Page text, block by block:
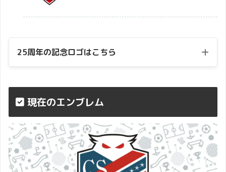
25周年の記念ロゴはこちら
参考
現在のエンブレム